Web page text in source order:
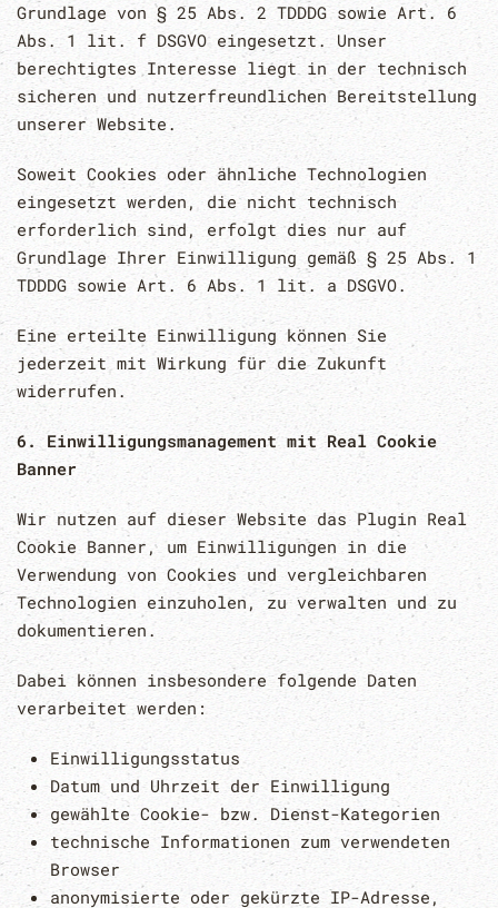
Grundlage von § 25 Abs. 2 TDDDG sowie Art. 6
Abs. 1 lit. f DSGVO eingesetzt. Unser
berechtigtes Interesse liegt in der technisch
sicheren und nutzerfreundlichen Bereitstellung
unserer Website.
Soweit Cookies oder ähnliche Technologien
eingesetzt werden, die nicht technisch
erforderlich sind, erfolgt dies nur auf
Grundlage Ihrer Einwilligung gemäß § 25 Abs. 1
TDDDG sowie Art. 6 Abs. 1 lit. a DSGVO.
Eine erteilte Einwilligung können Sie
jederzeit mit Wirkung für die Zukunft
widerrufen.
6. Einwilligungsmanagement mit Real Cookie
Banner
Wir nutzen auf dieser Website das Plugin Real
Cookie Banner , um Einwilligungen in die
Verwendung von Cookies und vergleichbaren
Technologien einzuholen, zu verwalten und zu
dokumentieren.
Dabei können insbesondere folgende Daten
verarbeitet werden:
Einwilligungsstatus
Datum und Uhrzeit der Einwilligung
gewählte Cookie- bzw. Dienst-Kategorien
technische Informationen zum verwendeten
Browser
anonymisierte oder gekürzte IP-Adresse,